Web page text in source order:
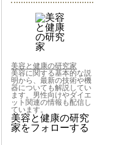
美容と健康の研究家
美容に関する基本的な説
明から、最新の技術や機
器についても解説してい
ます。男性向けやダイエ
ット関連の情報も配信し
ています。
美容と健康の研究
家をフォローする